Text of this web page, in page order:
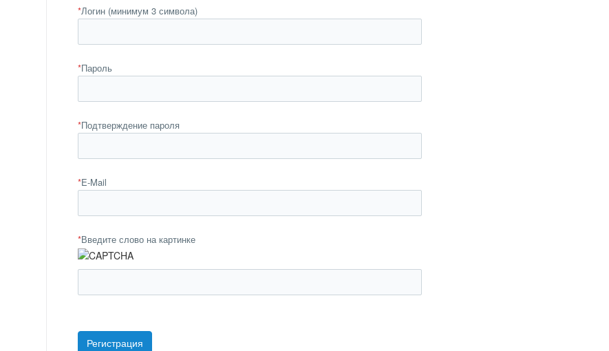
*Логин (минимум 3 символа)
*Пароль
*Подтверждение пароля
*E-Mail
*Введите слово на картинке